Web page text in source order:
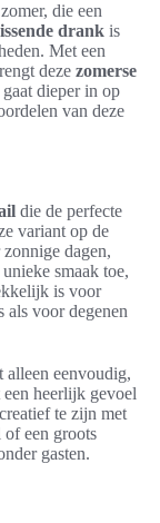
die een
drank is
Met een
deze zomerse
dieper in op
van deze
die de perfecte
variant op de
dagen,
smaak toe,
is voor
als voor degenen
alleen eenvoudig,
heerlijk gevoel
te zijn met
of een groots
gasten.